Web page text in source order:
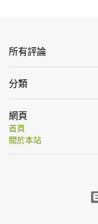
所有評論
分類
網頁
首頁
關於本站